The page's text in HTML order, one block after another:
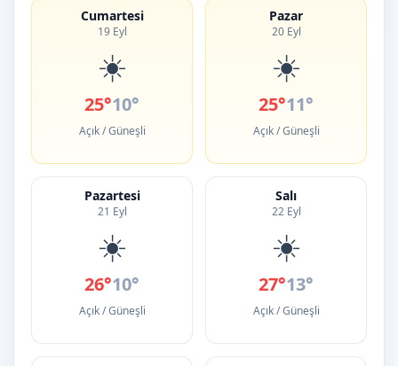
Cumartesi
19 Eyl
☀️
25°10°
Açık / Güneşli
Pazar
20 Eyl
☀️
25°11°
Açık / Güneşli
Pazartesi
21 Eyl
☀️
26°10°
Açık / Güneşli
Salı
22 Eyl
☀️
27°13°
Açık / Güneşli